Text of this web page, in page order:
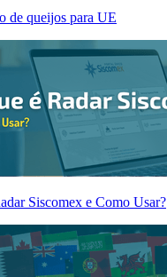
de queijos para UE
Siscomex e Como Usar?